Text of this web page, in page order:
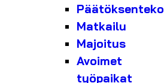
Päätöksenteko
Matkailu
Majoitus
Avoimet
työpaikat